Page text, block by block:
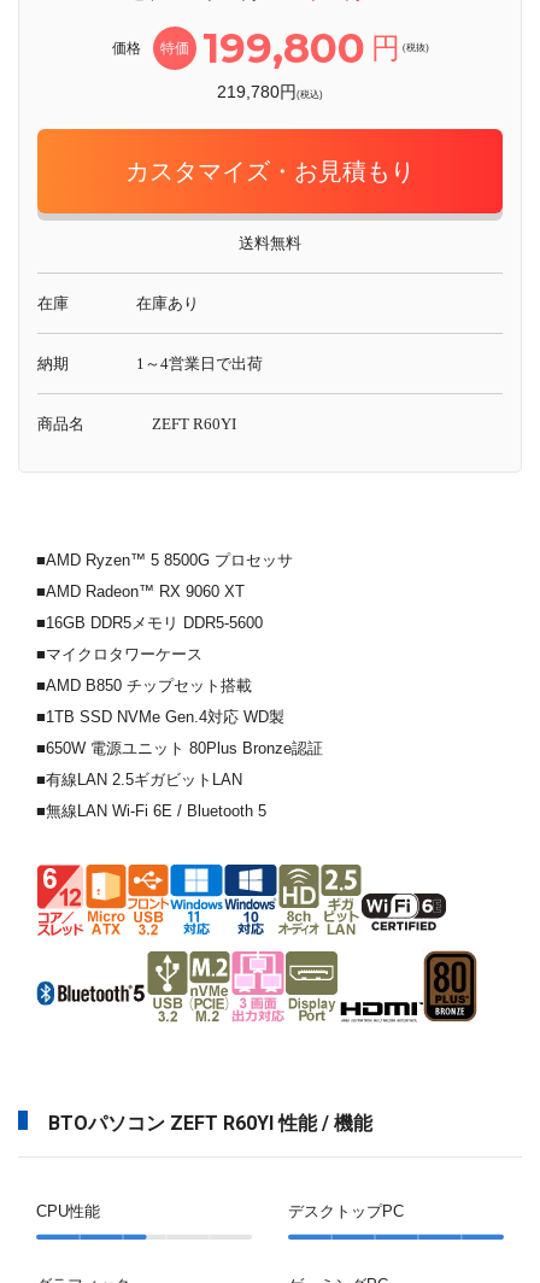
価格 特価 199,800 円 (税抜)
219,780円(税込)
カスタマイズ・お見積もり
送料無料
在庫 在庫あり
納期 1～4営業日で出荷
商品名 ZEFT R60YI
■AMD Ryzen™ 5 8500G プロセッサ
■AMD Radeon™ RX 9060 XT
■16GB DDR5メモリ DDR5-5600
■マイクロタワーケース
■AMD B850 チップセット搭載
■1TB SSD NVMe Gen.4対応 WD製
■650W 電源ユニット 80Plus Bronze認証
■有線LAN 2.5ギガビットLAN
■無線LAN Wi-Fi 6E / Bluetooth 5
BTOパソコン ZEFT R60YI 性能 / 機能
CPU性能 デスクトップPC